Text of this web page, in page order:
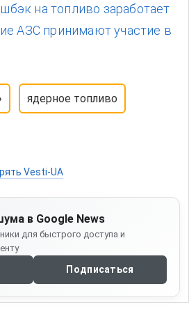
на топливо заработает
АЗС принимают участие в
ядерное топливо
Vesti-UA
в Google News
для быстрого доступа и
Подписаться